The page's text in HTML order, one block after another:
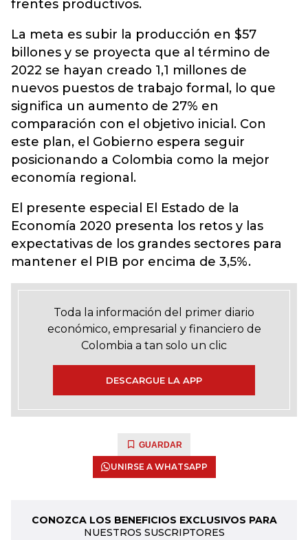
frentes productivos.
La meta es subir la producción en $57
billones y se proyecta que al término de
2022 se hayan creado 1,1 millones de
nuevos puestos de trabajo formal, lo que
significa un aumento de 27% en
comparación con el objetivo inicial. Con
este plan, el Gobierno espera seguir
posicionando a Colombia como la mejor
economía regional.
El presente especial El Estado de la
Economía 2020 presenta los retos y las
expectativas de los grandes sectores para
mantener el PIB por encima de 3,5%.
Toda la información del primer diario
económico, empresarial y financiero de
Colombia a tan solo un clic
DESCARGUE LA APP
GUARDAR
UNIRSE A WHATSAPP
CONOZCA LOS BENEFICIOS EXCLUSIVOS PARA
NUESTROS SUSCRIPTORES